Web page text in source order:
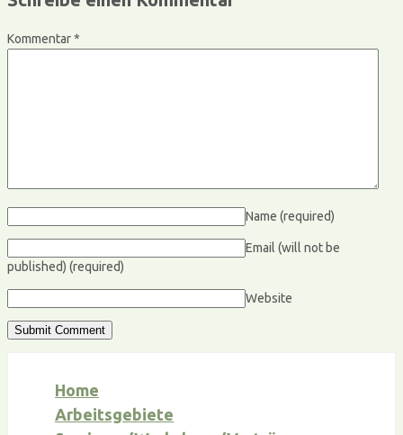
Kommentar*
Name (required)
Email (will not be
published) (required)
Website
Home
Arbeitsgebiete